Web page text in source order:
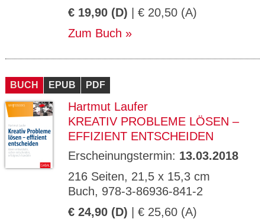
€ 19,90 (D) | € 20,50 (A)
Zum Buch
BUCH EPUB PDF
Hartmut Laufer
KREATIV PROBLEME LÖSEN –
EFFIZIENT ENTSCHEIDEN
Erscheinungstermin: 13.03.2018
216 Seiten, 21,5 x 15,3 cm
Buch, 978-3-86936-841-2
€ 24,90 (D) | € 25,60 (A)